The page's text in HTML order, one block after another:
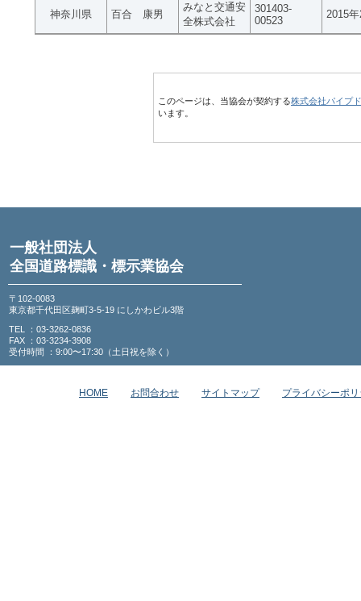
神奈川県 百合 康男
みなと交通安
全株式会社
301403-
00523
2015
このページは、当協会が契約する株式会社パイプ
います。
一般社団法人
全国道路標識・標示業協会
〒102-0083
東京都千代田区麹町3-5-19 にしかわビル3階
TEL ：03-3262-0836
FAX ：03-3234-3908
受付時間 ：9:00〜17:30（土日祝を除く）
HOME お問合わせ サイトマップ プライバシーポ